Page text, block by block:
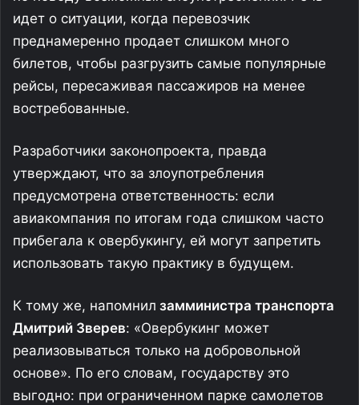
идет о ситуации, когда перевозчик
преднамеренно продает слишком много
билетов, чтобы разгрузить самые популярные
рейсы, пересаживая пассажиров на менее
востребованные.
Разработчики законопроекта, правда
утверждают, что за злоупотребления
предусмотрена ответственность: если
авиакомпания по итогам года слишком часто
прибегала к овербукингу, ей могут запретить
использовать такую практику в будущем.
К тому же, напомнил замминистра транспорта
Дмитрий Зверев: «Овербукинг может
реализовываться только на добровольной
основе». По его словам, государству это
выгодно: при ограниченном парке самолетов